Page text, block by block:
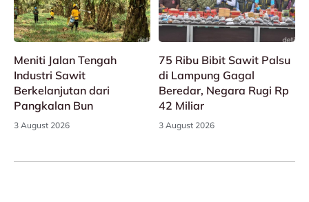
Meniti Jalan Tengah
Industri Sawit
Berkelanjutan dari
Pangkalan Bun
3 August 2026
75 Ribu Bibit Sawit Palsu
di Lampung Gagal
Beredar, Negara Rugi Rp
42 Miliar
3 August 2026